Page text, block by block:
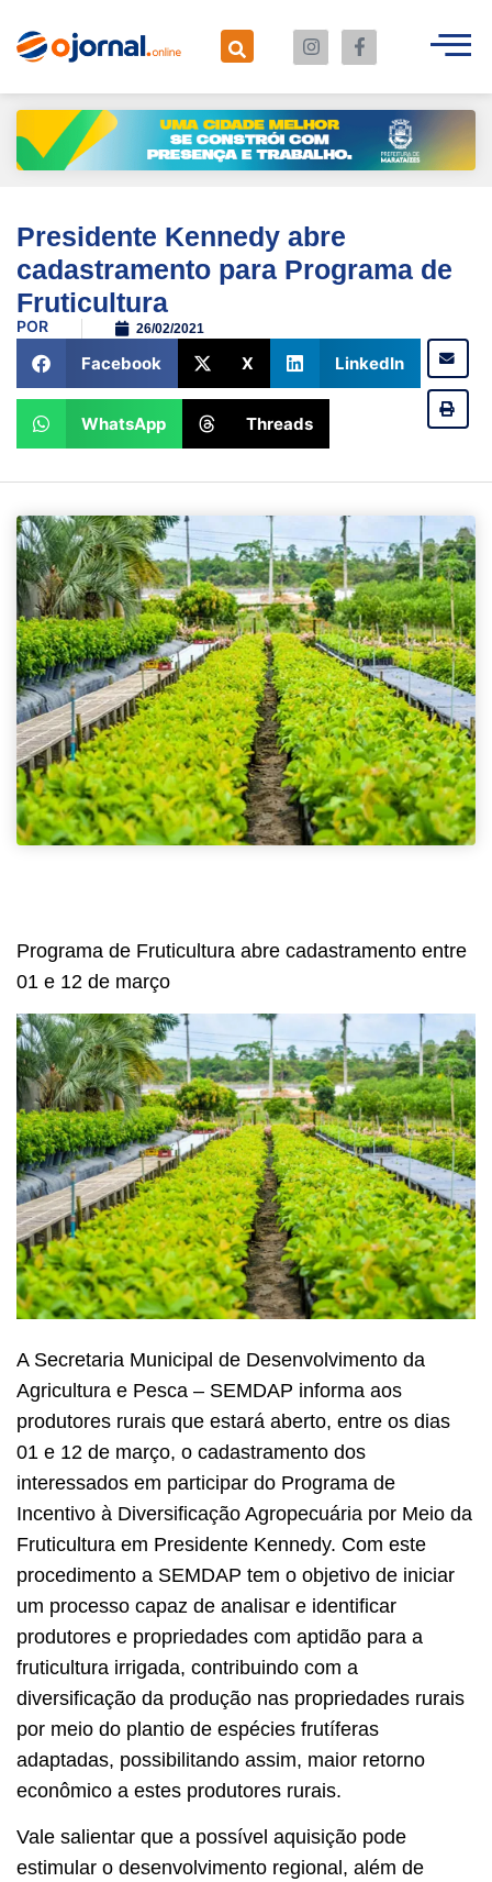
Presidente Kennedy abre
cadastramento para Programa de
Fruticultura
POR 26/02/2021
Facebook X LinkedIn
WhatsApp Threads
Programa de Fruticultura abre cadastramento entre
01 e 12 de março
A Secretaria Municipal de Desenvolvimento da
Agricultura e Pesca – SEMDAP informa aos
produtores rurais que estará aberto, entre os dias
01 e 12 de março, o cadastramento dos
interessados em participar do Programa de
Incentivo à Diversificação Agropecuária por Meio da
Fruticultura em Presidente Kennedy. Com este
procedimento a SEMDAP tem o objetivo de iniciar
um processo capaz de analisar e identificar
produtores e propriedades com aptidão para a
fruticultura irrigada, contribuindo com a
diversificação da produção nas propriedades rurais
por meio do plantio de espécies frutíferas
adaptadas, possibilitando assim, maior retorno
econômico a estes produtores rurais.
Vale salientar que a possível aquisição pode
estimular o desenvolvimento regional, além de